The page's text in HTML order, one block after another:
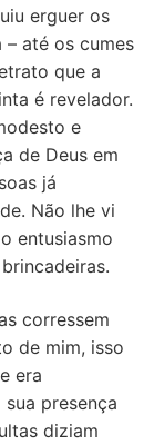
erguer os
até os cumes
que a
é revelador.
e
de Deus em
já
Não lhe vi
entusiasmo
corressem
de mim, isso
era
presença
diziam